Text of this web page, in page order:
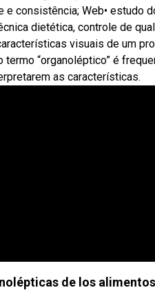
consistência; Web• estudo
dietética, controle de
visuais de um
“organoléptico” é
as características.
de los alimentos